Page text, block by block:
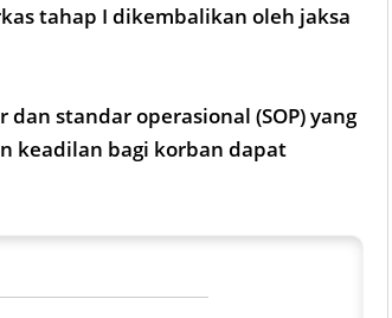
tahap I dikembalikan oleh jaksa
standar operasional (SOP) yang
keadilan bagi korban dapat